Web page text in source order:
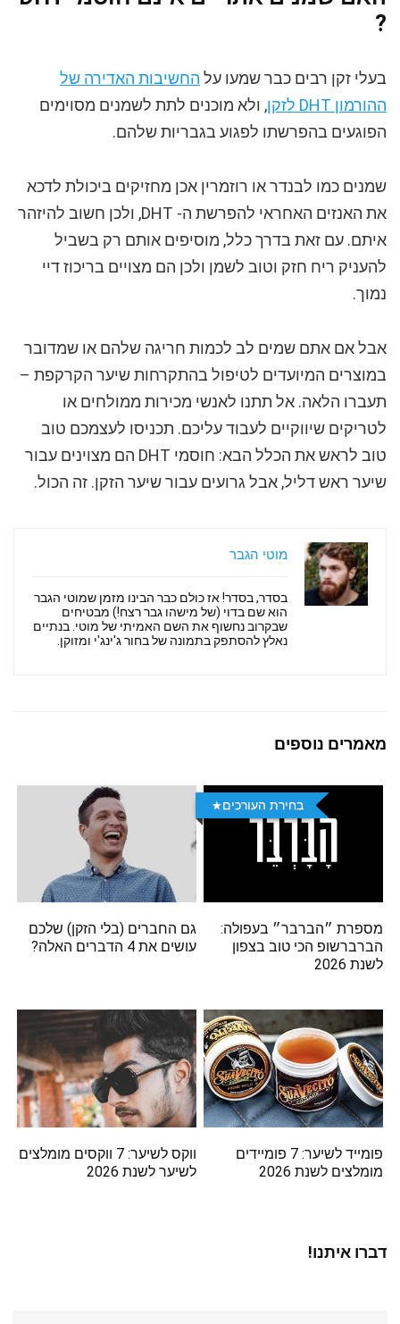
?
בעלי זקן רבים כבר שמעו על החשיבות האדירה של
ההורמון DHT לזקן
, ולא מוכנים לתת לשמנים מסוימים
הפוגעים בהפרשתו לפגוע בגבריות שלהם.
שמנים כמו לבנדר או רוזמרין אכן מחזיקים ביכולת לדכא
את האנזים האחראי להפרשת ה- DHT, ולכן חשוב להיזהר
איתם. עם זאת בדרך כלל, מוסיפים אותם רק בשביל
להעניק ריח חזק וטוב לשמן ולכן הם מצויים בריכוז דיי
נמוך.
אבל אם אתם שמים לב לכמות חריגה שלהם או שמדובר
במוצרים המיועדים לטיפול בהתקרחות שיער הקרקפת –
תעברו הלאה. אל תתנו לאנשי מכירות ממולחים או
לטריקים שיווקיים לעבוד עליכם. תכניסו לעצמכם טוב
טוב לראש את הכלל הבא: חוסמי DHT הם מצוינים עבור
שיער ראש דליל, אבל גרועים עבור שיער הזקן. זה הכול.
מוטי הגבר
בסדר, בסדר! אז כולם כבר הבינו מזמן שמוטי הגבר
הוא שם בדוי (של מישהו גבר רצח!) מבטיחים
שבקרוב נחשוף את השם האמיתי של מוטי. בנתיים
נאלץ להסתפק בתמונה של בחור ג'ינג'י ומזוקן.
מאמרים נוספים
בחירת העורכים
מספרת ״הברבר״ בעפולה:
הברברשופ הכי טוב בצפון
לשנת 2026
גם החברים (בלי הזקן) שלכם
עושים את 4 הדברים האלה?
פומייד לשיער: 7 פומיידים
מומלצים לשנת 2026
ווקס לשיער: 7 ווקסים מומלצים
לשיער לשנת 2026
דברו איתנו!